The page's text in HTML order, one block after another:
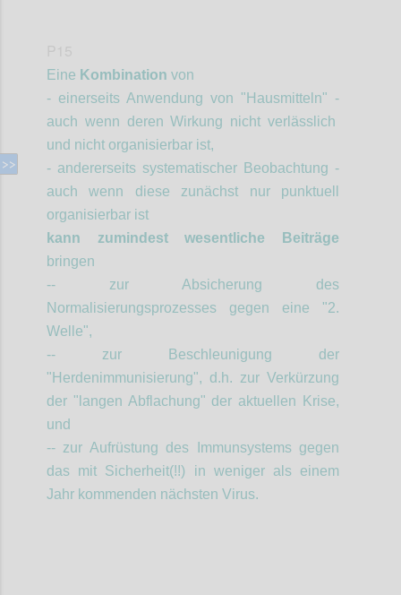
Eine Kombination von
- einerseits Anwendung von "Hausmitteln" -
auch wenn deren Wirkung nicht verlässlich
und nicht organisierbar ist,
- andererseits systematischer Beobachtung -
auch wenn diese zunächst nur punktuell
organisierbar ist
kann zumindest wesentliche Beiträge
bringen
-- zur Absicherung des
Normalisierungsprozesses gegen eine "2.
Welle",
-- zur Beschleunigung der
"Herdenimmunisierung", d.h. zur Verkürzung
der "langen Abflachung" der aktuellen Krise,
und
-- zur Aufrüstung des Immunsystems gegen
das mit Sicherheit(!!) in weniger als einem
Jahr kommenden nächsten Virus.